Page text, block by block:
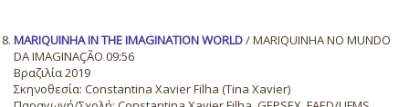
MARIQUINHA IN THE IMAGINATION WORLD/ MARIQUINHA NO MUNDO
DA IMAGINAÇÃO 09:56
Βραζιλία 2019
Σκηνοθεσία: Constantina Xavier Filha (Tina Xavier)